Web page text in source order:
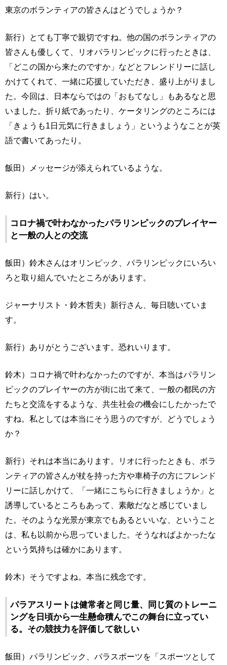
東京のボランティアの皆さんはどうでしょうか？
新行）とても丁寧で親切ですね。他の国のボランティアの
皆さんも優しくて、リオパラリンピックに行ったときは、
「どこの国から来たのですか」などとフレンドリーに話し
かけてくれて、一緒に応援していただき、盛り上がりまし
た。今回は、日本ならではの「おもてなし」もあるなと思
いました。折り紙であったり、ケータリングのところには
「きょうも1日元気に行きましょう」というようなことが英
語で書いてあったり。
飯田）メッセージが添えられているような。
新行）はい。
コロナ禍で叶わなかったパラリンピックのプレイヤー
と一般の人との交流
飯田）鈴木さんはオリンピック、パラリンピックにいろい
ろと取り組んでいたところがあります。
ジャーナリスト・鈴木哲夫）新行さん、毎日聴いていま
す。
新行）ありがとうございます。恐れいります。
鈴木）コロナ禍で叶わなかったのですが、本当はパラリン
ピックのプレイヤーの方が街に出て来て、一般の都民の方
たちと交流をするような、共生社会の機会にしたかったで
すね。私としては本当にそう思うのですが、どうでしょう
か？
新行）それは本当にあります。リオに行ったときも、ボラ
ンティアの皆さんが杖を持った方や車椅子の方にフレンド
リーに話しかけて、「一緒にこちらに行きましょうか」と
誘導しているところもあって、素敵だなと感じていまし
た。そのような光景が東京でもあるといいな、ということ
は、私も以前から思っていました。そうなればよかったな
という気持ちは確かにあります。
鈴木）そうですよね。本当に残念です。
パラアスリートは健常者と同じ量、同じ質のトレーニ
ングを日頃から一生懸命積んでこの舞台に立ってい
る。その競技力を評価して欲しい
飯田）パラリンピック、パラスポーツを「スポーツとして